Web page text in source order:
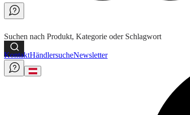
Suchen nach Produkt, Kategorie oder Schlagwort
KontaktHändlersucheNewsletter